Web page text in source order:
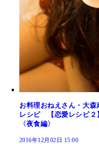
お料理おねえさん・大
レシピ 【恋愛レシピ２
〈夜食編〉
2016年12月02日 15:00